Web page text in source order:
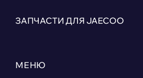
ЗАПЧАСТИ ДЛЯ JAECOO
МЕНЮ